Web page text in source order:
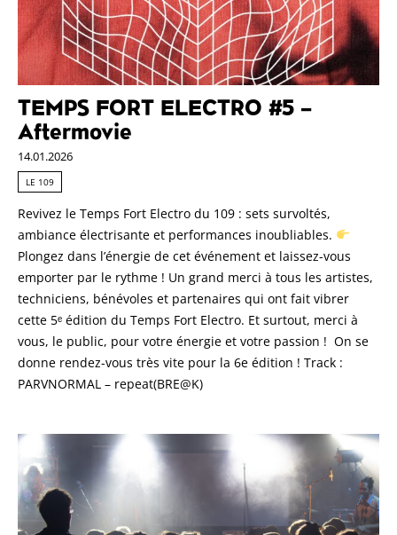
TEMPS FORT ELECTRO #5 –
Aftermovie
14.01.2026
LE 109
Revivez le Temps Fort Electro du 109 : sets survoltés,
ambiance électrisante et performances inoubliables.
Plongez dans l’énergie de cet événement et laissez-vous
emporter par le rythme ! Un grand merci à tous les artistes,
techniciens, bénévoles et partenaires qui ont fait vibrer
cette 5ᵉ édition du Temps Fort Electro. Et surtout, merci à
vous, le public, pour votre énergie et votre passion ! On se
donne rendez-vous très vite pour la 6e édition ! Track :
PARVNORMAL – repeat(BRE@K)